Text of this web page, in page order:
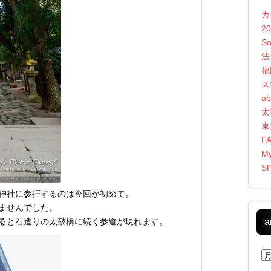
に参拝するのは今回が初めて。
せんでした。
石造りの太鼓橋に続く参道が現れます。